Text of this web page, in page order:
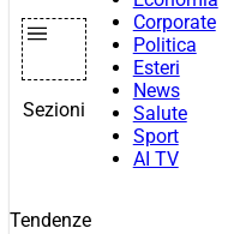
Sezioni
Corporate
Politica
Esteri
News
Salute
Sport
AI TV
Tendenze